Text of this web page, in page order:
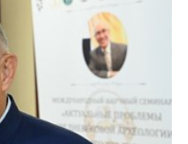
0,00
0,00
0,00